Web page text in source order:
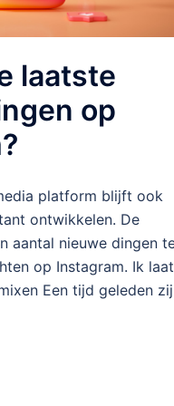
laatste
op
platform blijft ook
ontwikkelen. De
aantal nieuwe dingen
op Instagram. Ik laat
Een tijd geleden